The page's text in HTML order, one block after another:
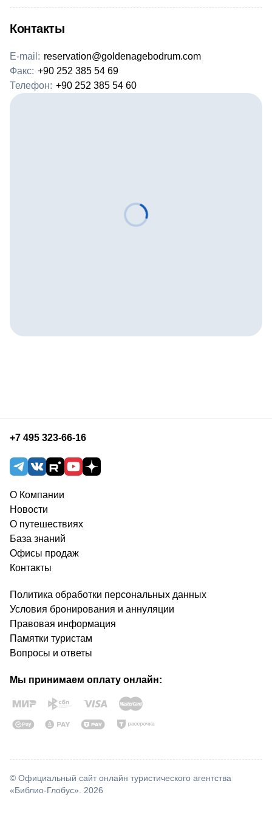
Контакты
E-mail: reservation@goldenagebodrum.com
Факс: +90 252 385 54 69
Телефон: +90 252 385 54 60
+7 495 323-66-16
О Компании
Новости
О путешествиях
База знаний
Офисы продаж
Контакты
Политика обработки персональных данных
Условия бронирования и аннуляции
Правовая информация
Памятки туристам
Вопросы и ответы
Мы принимаем оплату онлайн:
© Официальный сайт онлайн туристического агентства
«Библио-Глобус». 2026